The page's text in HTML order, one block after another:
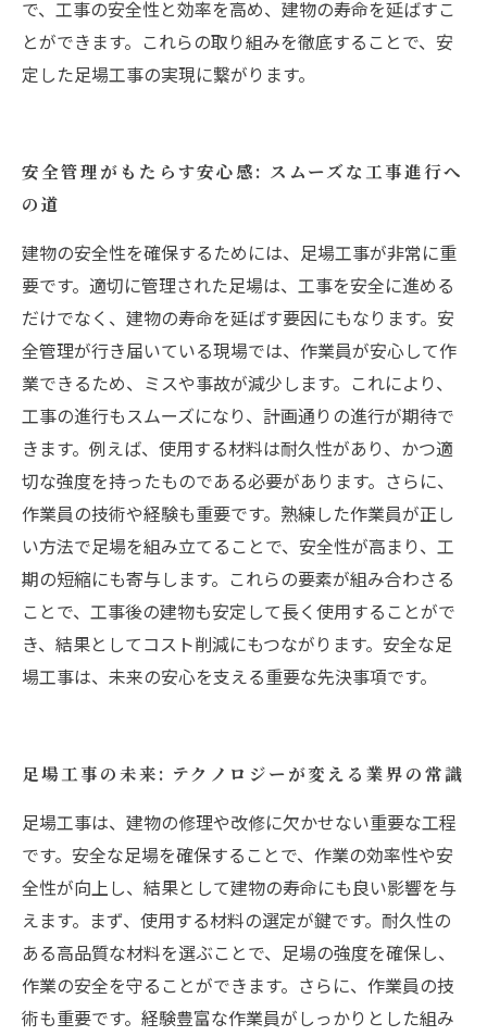
で、工事の安全性と効率を高め、建物の寿命を延ばすこ
とができます。これらの取り組みを徹底することで、安
定した足場工事の実現に繋がります。
安全管理がもたらす安心感: スムーズな工事進行へ
の道
建物の安全性を確保するためには、足場工事が非常に重
要です。適切に管理された足場は、工事を安全に進める
だけでなく、建物の寿命を延ばす要因にもなります。安
全管理が行き届いている現場では、作業員が安心して作
業できるため、ミスや事故が減少します。これにより、
工事の進行もスムーズになり、計画通りの進行が期待で
きます。例えば、使用する材料は耐久性があり、かつ適
切な強度を持ったものである必要があります。さらに、
作業員の技術や経験も重要です。熟練した作業員が正し
い方法で足場を組み立てることで、安全性が高まり、工
期の短縮にも寄与します。これらの要素が組み合わさる
ことで、工事後の建物も安定して長く使用することがで
き、結果としてコスト削減にもつながります。安全な足
場工事は、未来の安心を支える重要な先決事項です。
足場工事の未来: テクノロジーが変える業界の常識
足場工事は、建物の修理や改修に欠かせない重要な工程
です。安全な足場を確保することで、作業の効率性や安
全性が向上し、結果として建物の寿命にも良い影響を与
えます。まず、使用する材料の選定が鍵です。耐久性の
ある高品質な材料を選ぶことで、足場の強度を確保し、
作業の安全を守ることができます。さらに、作業員の技
術も重要です。経験豊富な作業員がしっかりとした組み